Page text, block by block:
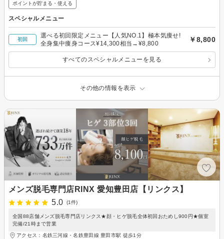
ポイントが貯まる・使える
スペシャルメニュー
初回
選べる初回限定メニュー【人気NO.1】極本気痩せ!
全身集中痩身コース¥14,300相当→¥8,800
￥8,800
すべてのスペシャルメニューを見る
その他の情報を表示
メンズ脱毛専門店RINX 愛知豊田店【リンクス】
5.0
(1件)
全国88店舗メンズ脱毛専門店リンクス★顔・ヒゲ脱毛全体初回おためし900円★個室
完備/21時まで営業
アクセス：名鉄三河線・名鉄豊田線 豊田市駅 徒歩1分